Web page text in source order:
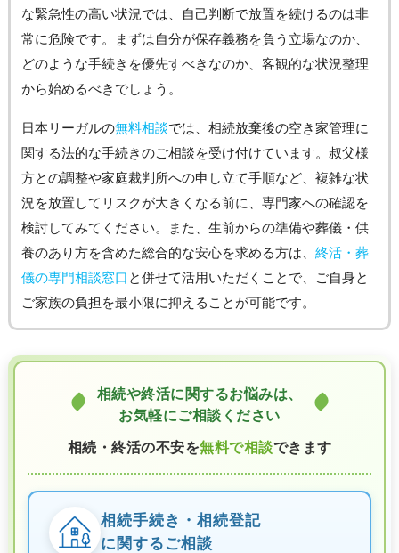
な緊急性の高い状況では、自己判断で放置を続けるのは非
常に危険です。まずは自分が保存義務を負う立場なのか、
どのような手続きを優先すべきなのか、客観的な状況整理
から始めるべきでしょう。
日本リーガルの無料相談では、相続放棄後の空き家管理に
関する法的な手続きのご相談を受け付けています。叔父様
方との調整や家庭裁判所への申し立て手順など、複雑な状
況を放置してリスクが大きくなる前に、専門家への確認を
検討してみてください。また、生前からの準備や葬儀・供
養のあり方を含めた総合的な安心を求める方は、 終活・葬
儀の専門相談窓口 と併せて活用いただくことで、ご自身と
ご家族の負担を最小限に抑えることが可能です。
相続や終活に関するお悩みは、
お気軽にご相談ください
相続・終活の不安を無料で相談できます
相続手続き・相続登記
に関するご相談